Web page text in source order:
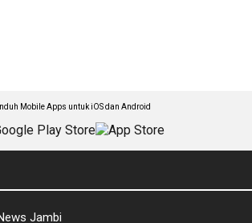
Mobile Apps untuk iOS dan Android
Jambi